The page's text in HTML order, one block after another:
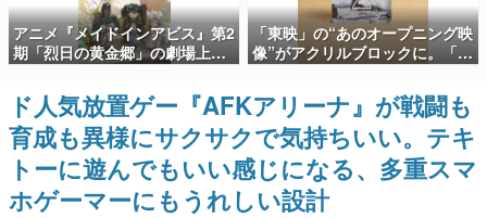
殿堂入り記事
SNS拡散数が数千以上！ ページビュー数万以上！ などな
ど。多くの人々に読まれた、電ファミ渾身の“殿堂入り”記
事をまとめました。
ゲームの企画書
名作ゲームクリエイターの方々に製作時のエピソードをお
聞きし、ヒットする企画（ゲーム）とは何か？を探ってい
きます。
赫本
この物語を解いてはいけない。『赫本』は、〈試験問題〉
アニメ『メイドインアビス』第2
期「烈日の黄金郷」の劇場上映
が決定！レグ役・伊瀬茉莉也さ
んらが登壇する舞台挨拶も実施
「東映」の“あのオープニング映
像”がアクリルブロックに。「東
映ヒストリカル グッズコレクシ
ョン」が8月下旬より発売
ド人気放置ゲー『AFKアリーナ』が戦闘も
育成も異様にサクサクで気持ちいい。テキ
トーに遊んでもいい感じになる、多重スマ
ホゲーマーにもうれしい設計